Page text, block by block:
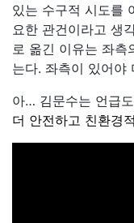
있는 수구적 시도를
요한 관건이라고 생
로 옮긴 이유는 좌측
는다. 좌측이 있어야
아… 김문수는 언급
더 안전하고 친환경적